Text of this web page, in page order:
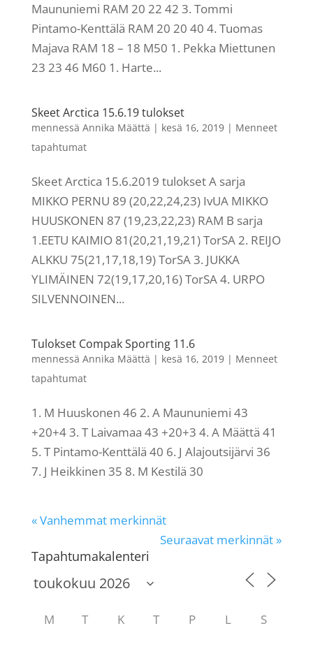
Maununiemi RAM 20 22 42 3. Tommi
Pintamo-Kenttälä RAM 20 20 40 4. Tuomas
Majava RAM 18 – 18 M50 1. Pekka Miettunen
23 23 46 M60 1. Harte...
Skeet Arctica 15.6.19 tulokset
mennessä Annika Määttä | kesä 16, 2019| Menneet
tapahtumat
Skeet Arctica 15.6.2019 tulokset A sarja
MIKKO PERNU 89 (20,22,24,23) IvUA MIKKO
HUUSKONEN 87 (19,23,22,23) RAM B sarja
1.EETU KAIMIO 81(20,21,19,21) TorSA 2. REIJO
ALKKU 75(21,17,18,19) TorSA 3. JUKKA
YLIMÄINEN 72(19,17,20,16) TorSA 4. URPO
SILVENNOINEN...
Tulokset Compak Sporting 11.6
mennessä Annika Määttä | kesä 16, 2019| Menneet
tapahtumat
1. M Huuskonen 46 2. A Maununiemi 43
+20+4 3. T Laivamaa 43 +20+3 4. A Määttä 41
5. T Pintamo-Kenttälä 40 6. J Alajoutsijärvi 36
7. J Heikkinen 35 8. M Kestilä 30
« Vanhemmat merkinnät
Seuraavat merkinnät »
Tapahtumakalenteri
M T K T P L S